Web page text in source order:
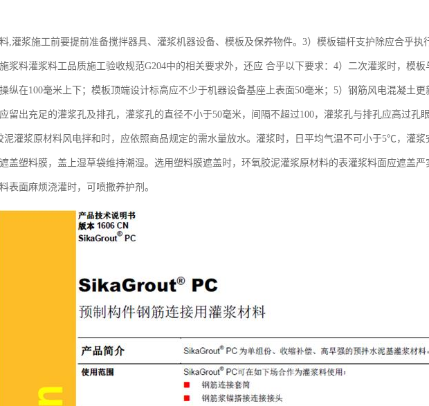
,灌浆施工前要提前准备搅拌器具、灌浆机器设备、模板及保养物件。3）模板锚杆支护除应合乎执
浆料灌浆料工品质施工验收规范G204中的相关要求外，还应 合乎以下要求：4）二次灌浆时，模
纵在100毫米上下；模板顶端设计标高应不少于机器设备基座上表面50毫米；5）钢筋风电混凝土
留出充足的灌浆孔及排孔，灌浆孔的直径不小于50毫米，间隔不超过100，灌浆孔与排孔应高过孔
泥灌浆原材料风电拌和时，应依照商品规定的需水量放水。灌浆时，日平均气温不可小于5℃，灌
盖塑料膜，盖上湿草袋维持潮湿。选用塑料膜遮盖时，环氧胶泥灌浆原材料的表灌浆料面应遮盖
表面麻烦浇灌时，可喷撒养护剂。